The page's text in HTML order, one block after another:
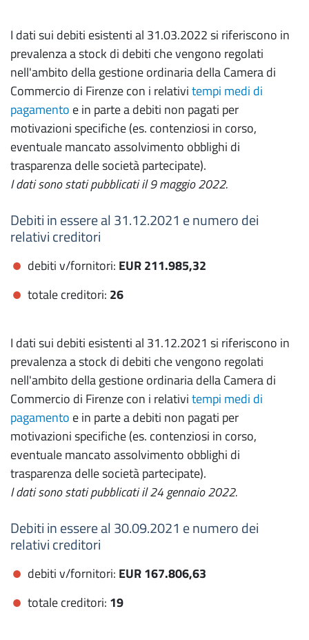
I dati sui debiti esistenti al 31.03.2022 si riferiscono in
prevalenza a stock di debiti che vengono regolati
nell'ambito della gestione ordinaria della Camera di
Commercio di Firenze con i relativitempi medi di
pagamento e in parte a debiti non pagati per
motivazioni specifiche (es. contenziosi in corso,
eventuale mancato assolvimento obblighi di
trasparenza delle società partecipate).
I dati sono stati pubblicati il 9 maggio 2022.
Debiti in essere al 31.12.2021 e numero dei
relativi creditori
debiti v/fornitori: EUR 211.985,32
totale creditori: 26
I dati sui debiti esistenti al 31.12.2021 si riferiscono in
prevalenza a stock di debiti che vengono regolati
nell'ambito della gestione ordinaria della Camera di
Commercio di Firenze con i relativitempi medi di
pagamento e in parte a debiti non pagati per
motivazioni specifiche (es. contenziosi in corso,
eventuale mancato assolvimento obblighi di
trasparenza delle società partecipate).
I dati sono stati pubblicati il 24 gennaio 2022.
Debiti in essere al 30.09.2021 e numero dei
relativi creditori
debiti v/fornitori: EUR 167.806,63
totale creditori: 19